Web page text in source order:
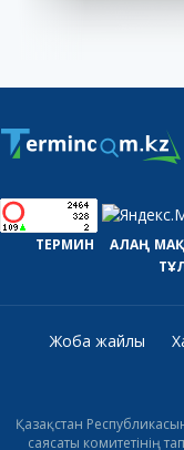
ТЕРМИН АЛАҢ
Жоба жайлы
Қазақстан
саясаты комитетінің